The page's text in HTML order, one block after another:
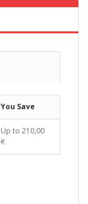
You Save
Up to 210,00
₴